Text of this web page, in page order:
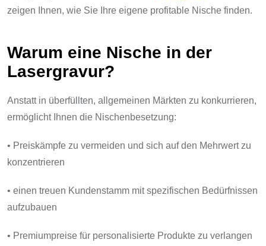
zeigen Ihnen, wie Sie Ihre eigene profitable Nische finden.
Warum eine Nische in der
Lasergravur?
Anstatt in überfüllten, allgemeinen Märkten zu konkurrieren,
ermöglicht Ihnen die Nischenbesetzung:
• Preiskämpfe zu vermeiden und sich auf den Mehrwert zu
konzentrieren
• einen treuen Kundenstamm mit spezifischen Bedürfnissen
aufzubauen
• Premiumpreise für personalisierte Produkte zu verlangen